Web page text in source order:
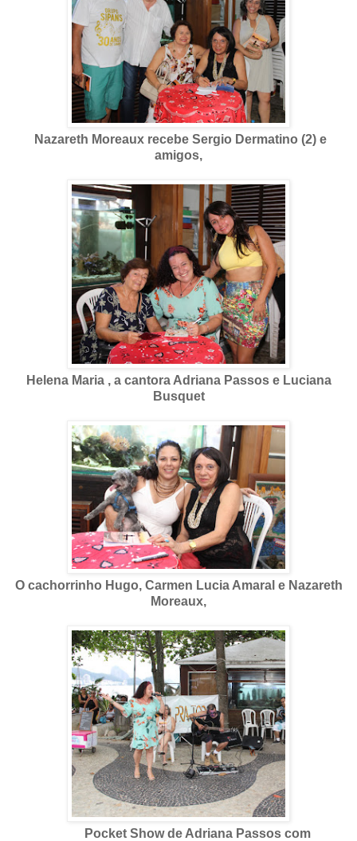
Nazareth Moreaux recebe Sergio Dermatino (2) e
amigos,
Helena Maria , a cantora Adriana Passos e Luciana
Busquet
O cachorrinho Hugo, Carmen Lucia Amaral e Nazareth
Moreaux,
Pocket Show de Adriana Passos com